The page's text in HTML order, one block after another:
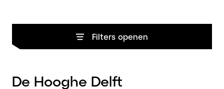
Filters openen
De Hooghe Delft